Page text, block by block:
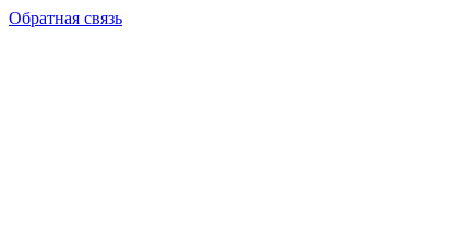
Обратная связь